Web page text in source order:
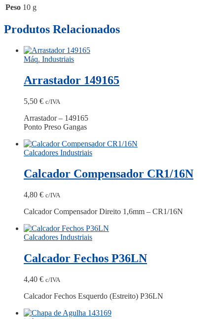
Peso 10 g
Produtos Relacionados
Máq. Industriais
Arrastador 149165
5,50 € c/IVA
Arrastador – 149165
Ponto Preso Gangas
Calcadores Industriais
Calcador Compensador CR1/16N
4,80 € c/IVA
Calcador Compensador Direito 1,6mm – CR1/16N
Calcadores Industriais
Calcador Fechos P36LN
4,40 € c/IVA
Calcador Fechos Esquerdo (Estreito) P36LN